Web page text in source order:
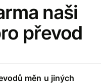
naši
převod
měn u jiných